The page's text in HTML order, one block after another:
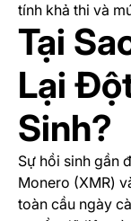
tính khả thi và
Tại
Lại
Sinh?
Sự hồi sinh gần
Monero (XMR)
toàn cầu ngày